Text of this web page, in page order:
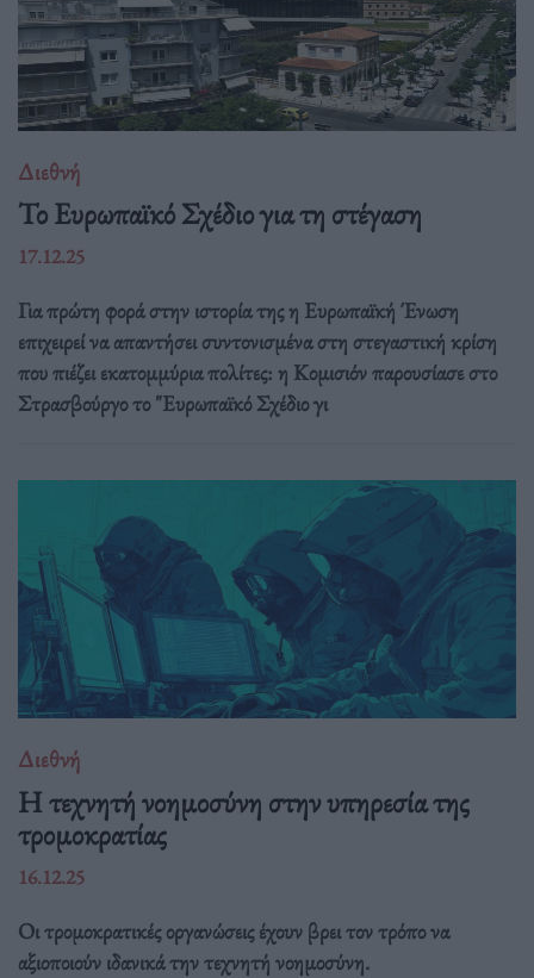
Διεθνή
Το Ευρωπαϊκό Σχέδιο για τη στέγαση
17.12.25
Για πρώτη φορά στην ιστορία της η Ευρωπαϊκή Ένωση
επιχειρεί να απαντήσει συντονισμένα στη στεγαστική κρίση
που πιέζει εκατομμύρια πολίτες: η Κομισιόν παρουσίασε στο
Στρασβούργο το "Ευρωπαϊκό Σχέδιο γι
Διεθνή
Η τεχνητή νοημοσύνη στην υπηρεσία της
τρομοκρατίας
16.12.25
Οι τρομοκρατικές οργανώσεις έχουν βρει τον τρόπο να
αξιοποιούν ιδανικά την τεχνητή νοημοσύνη.